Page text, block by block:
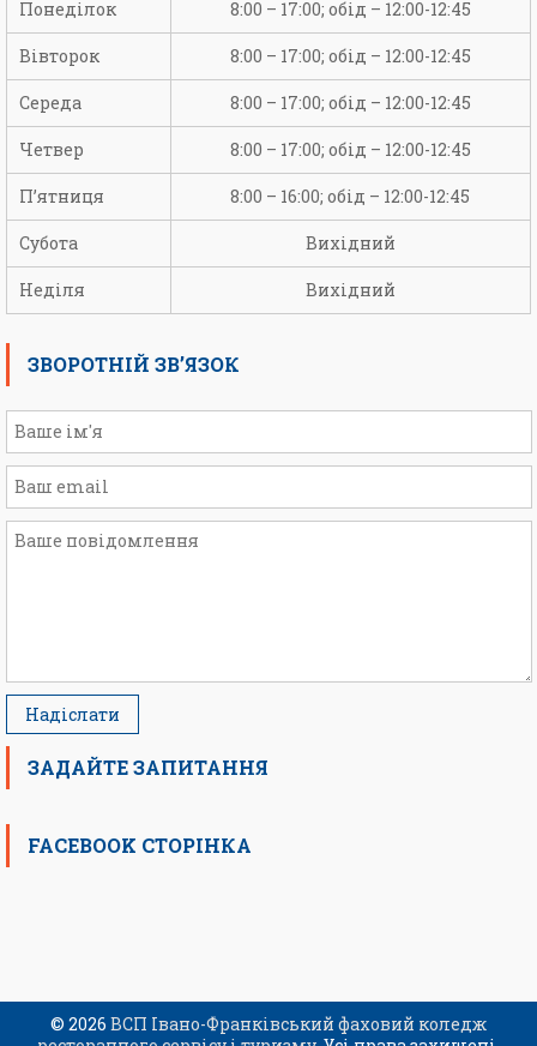
Понеділок 8:00 – 17:00; обід – 12:00-12:45
Вівторок 8:00 – 17:00; обід – 12:00-12:45
Середа 8:00 – 17:00; обід – 12:00-12:45
Четвер 8:00 – 17:00; обід – 12:00-12:45
П’ятниця 8:00 – 16:00; обід – 12:00-12:45
Субота Вихідний
Неділя Вихідний
ЗВОРОТНІЙ ЗВ’ЯЗОК
ЗАДАЙТЕ ЗАПИТАННЯ
FACEBOOK СТОРІНКА
© 2026 ВСП Івано-Франківський фаховий коледж